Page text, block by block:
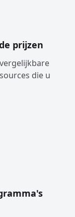
prijzen
die u